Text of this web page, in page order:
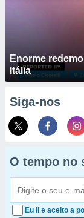
Enorme
Itália
Siga-nos
O tempo no
Eu li e aceito a